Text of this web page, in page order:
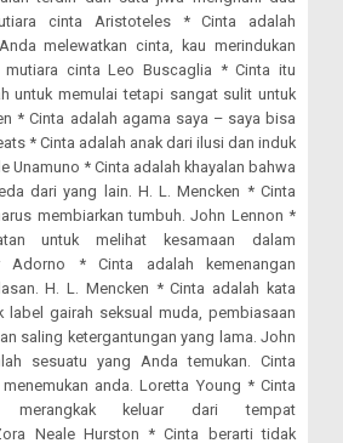
cinta Aristoteles * Cinta adalah
melewatkan cinta, kau merindukan
mutiara cinta Leo Buscaglia * Cinta itu
untuk memulai tetapi sangat sulit untuk
* Cinta adalah agama saya – saya bisa
* Cinta adalah anak dari ilusi dan induk
Unamuno * Cinta adalah khayalan bahwa
dari yang lain. H. L. Mencken * Cinta
membiarkan tumbuh. John Lennon *
untuk melihat kesamaan dalam
Adorno * Cinta adalah kemenangan
H. L. Mencken * Cinta adalah kata
label gairah seksual muda, pembiasaan
saling ketergantungan yang lama. John
sesuatu yang Anda temukan. Cinta
anda. Loretta Young * Cinta
merangkak keluar dari tempat
Neale Hurston * Cinta berarti tidak